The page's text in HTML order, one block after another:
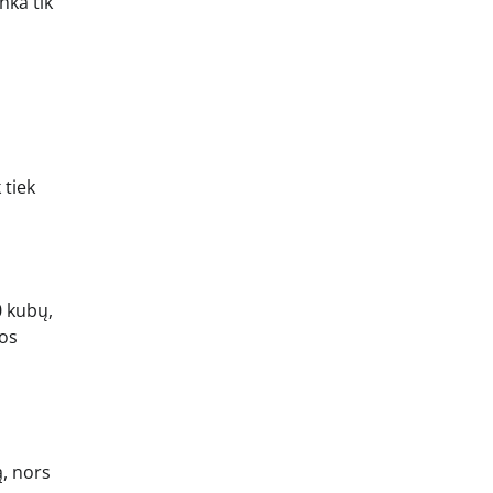
tiek
kubų,
nors